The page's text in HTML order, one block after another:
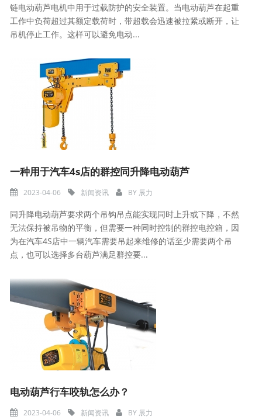
链电动葫芦电机中用于过载防护的安全装置。当电动葫芦在起重
工作中负荷超过其额定载荷时，带超载会迅速被拉紧或断开，让
吊机停止工作。这样可以避免电动...
一种用于汽车4s店的群控同升降电动葫芦
2023-04-06 新闻资讯 BY 辰力
同升降电动葫芦要求两个吊钩吊点能实现同时上升或下降，不然
无法保持被吊物的平衡，但需要一种同时控制的群控电控箱，因
为在汽车4S店中一辆汽车需要吊起来维修的话至少需要两个吊
点，也可以选择多台葫芦满足群控要...
电动葫芦行车咬轨怎么办？
2023-04-06 新闻资讯 BY 辰力